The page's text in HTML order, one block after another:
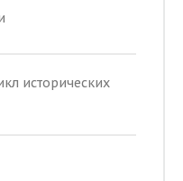
исторических